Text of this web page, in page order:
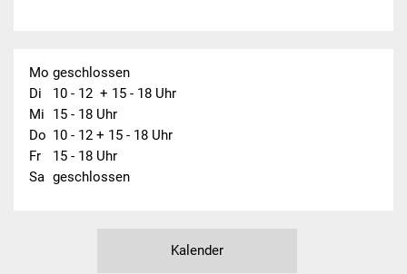
Mo geschlossen
Di
10 - 12  + 15 - 18 Uhr
Mi
15 - 18 Uhr
Do 10 - 12 + 15 - 18 Uhr
Fr
15 - 18 Uhr
Sa geschlossen
Kalender